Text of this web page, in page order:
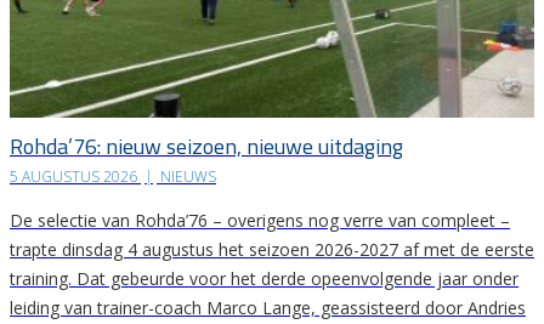
Rohda’76: nieuw seizoen, nieuwe uitdaging
5 AUGUSTUS 2026 | NIEUWS
De selectie van Rohda’76 – overigens nog verre van compleet –
trapte dinsdag 4 augustus het seizoen 2026-2027 af met de eerste
training. Dat gebeurde voor het derde opeenvolgende jaar onder
leiding van trainer-coach Marco Lange, geassisteerd door Andries